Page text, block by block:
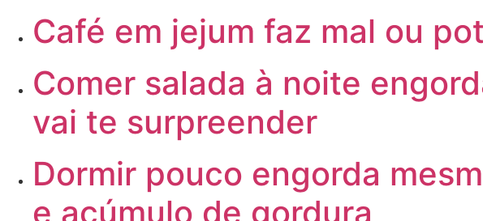
Café em jejum faz mal ou
Comer salada à noite
vai te surpreender
Dormir pouco engorda
e acúmulo de gordura